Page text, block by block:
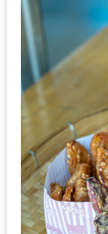
นโยบา
ตัว
ประก
ผล
ผู้
โชค